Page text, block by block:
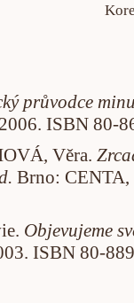
průvodce
ISBN 80-
Věra.
Brno:
Objevujeme
ISBN 80-